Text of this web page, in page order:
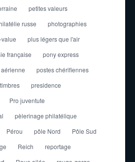
petites valeurs
russe
photographies
plus légers que l'air
française
pony express
postes chérifiennes
presidence
Pro juventute
pèlerinage philatélique
Pérou pôle Nord
Pôle Sud
Reich
reportage